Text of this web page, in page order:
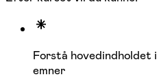
Forstå hovedindholdet
emner